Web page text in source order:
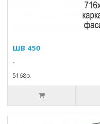
ШВ 450
..
5168p.